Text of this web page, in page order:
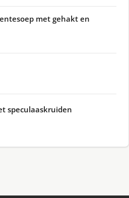
met gehakt en
speculaaskruiden